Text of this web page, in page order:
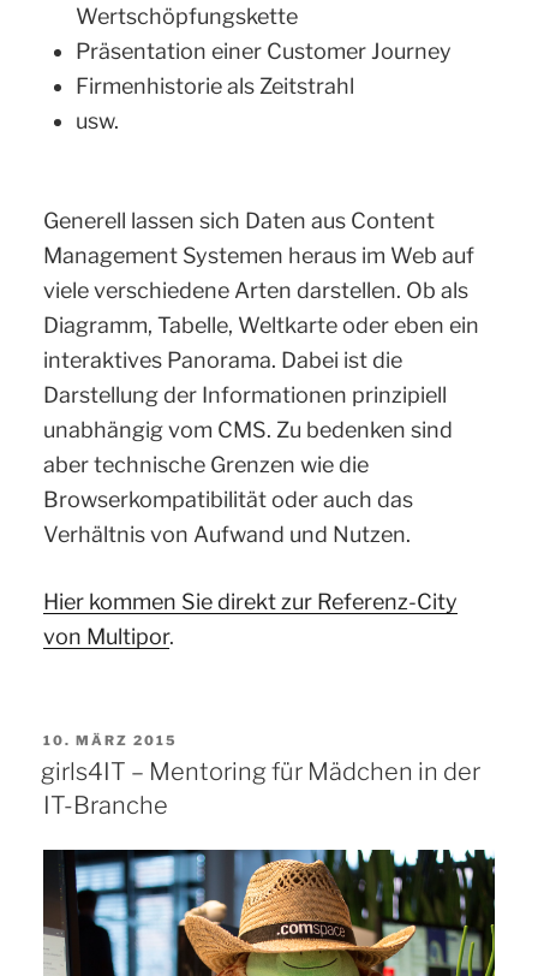
Wertschöpfungskette
Präsentation einer Customer Journey
Firmenhistorie als Zeitstrahl
usw.
Generell lassen sich Daten aus Content
Management Systemen heraus im Web auf
viele verschiedene Arten darstellen. Ob als
Diagramm, Tabelle, Weltkarte oder eben ein
interaktives Panorama. Dabei ist die
Darstellung der Informationen prinzipiell
unabhängig vom CMS. Zu bedenken sind
aber technische Grenzen wie die
Browserkompatibilität oder auch das
Verhältnis von Aufwand und Nutzen.
Hier kommen Sie direkt zur Referenz-City
von Multipor.
VERÖFFENTLICHT
AM
10. MÄRZ 2015
girls4IT – Mentoring für Mädchen in der
IT-Branche